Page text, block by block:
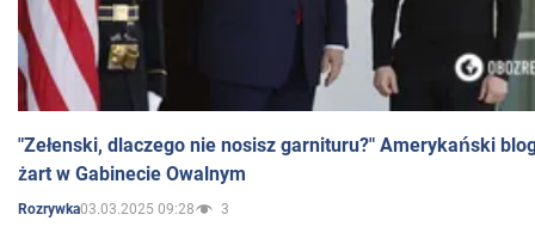
"Zełenski, dlaczego nie nosisz garnituru?" Amerykański
żart w Gabinecie Owalnym
Rozrywka03.03.2025 09:28 3